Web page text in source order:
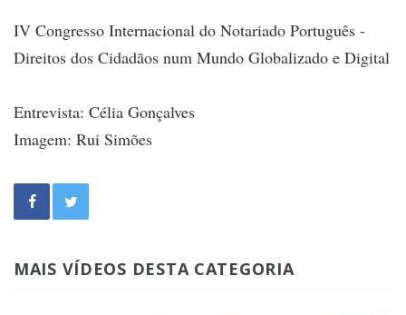
IV Congresso Internacional do Notariado Português -
Direitos dos Cidadãos num Mundo Globalizado e Digital
Entrevista: Célia Gonçalves
Imagem: Rui Simões
MAIS VÍDEOS DESTA CATEGORIA